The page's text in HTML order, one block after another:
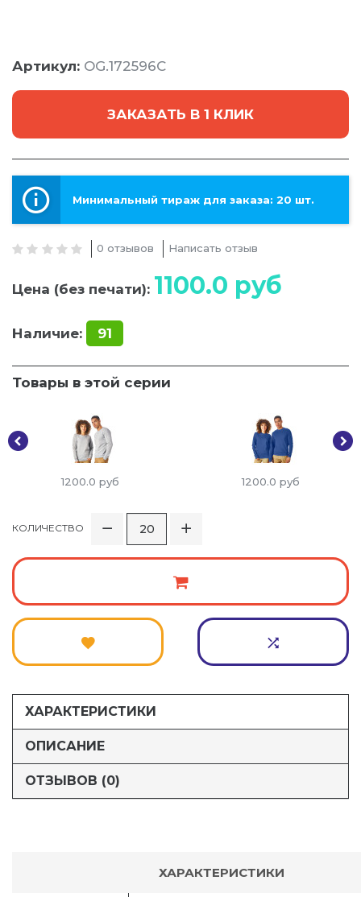
Артикул: OG.172596C
ЗАКАЗАТЬ В 1 КЛИК
Минимальный тираж для заказа: 20 шт.
0 отзывов Написать отзыв
Цена (без печати): 1100.0 руб
Наличие: 91
Товары в этой серии
1200.0 руб 1200.0 руб
КОЛИЧЕСТВО
ХАРАКТЕРИСТИКИ
ОПИСАНИЕ
ОТЗЫВОВ (0)
ХАРАКТЕРИСТИКИ